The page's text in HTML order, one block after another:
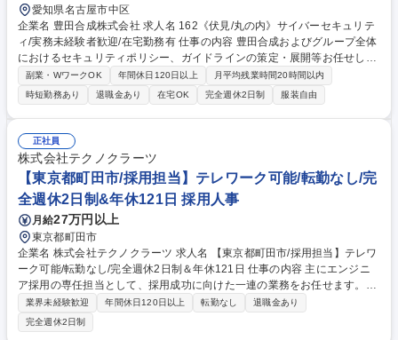
愛知県名古屋市中区
企業名 豊田合成株式会社 求人名 162《伏見/丸の内》サイバーセキュリテ
ィ/実務未経験者歓迎/在宅勤務有 仕事の内容 豊田合成およびグループ全体
におけるセキュリティポリシー、ガイドラインの策定・展開等お任せしま
す。部内は4割ほどが中途入社者であり、中途入社者であることのハンデ
ィキャップはありません。 【具体的な業務内容】■経営層・関係部門との
連携による全社的なセキュリティ施策の推進とグローバル拠点におけるセ
キュリティ対応推進 ■仕入先向けセキュリティガイドラインの整備と整備
支援、啓発活動 ■サイバー攻撃等を想定したBCP（事業継続計画）の構
築、訓練の実施 【使用ツール】自動車産業ガイドライン、EDR、EPP、A
SM、内部情報漏えいシステム、SOCなど 募集職種 162《伏見/丸の内》サ
イバーセキュリティ/実務未経験者歓迎/在宅勤務有
副業・WワークOK 年間休日120日以上
月平均残業時間20時間以内
時短勤務あり
退職金あり 在宅OK 完全週休2日制 服装自由
正社員
株式会社テクノクラーツ
【東京都町田市/採用担当】テレワーク可能/転勤なし/完
全週休2日制&年休121日 採用人事
月給27万円以上
東京都町田市
企業名 株式会社テクノクラーツ 求人名 【東京都町田市/採用担当】テレワ
ーク可能/転勤なし/完全週休2日制＆年休121日 仕事の内容 主にエンジニ
ア採用の専任担当として、採用成功に向けた一連の業務をお任せます。自
分の戦略やアプローチで優秀な人材の採用成功を導くことで、組織の拡大
をダイレクトに実感できるポジションです。 ◇戦略立案：経営層と直接要
件を定義しチャネル別採用戦略を構築 ◇応募者/候補者対応：選考対応、
業界未経験歓迎 年間休日120日以上 転勤なし
退職金あり
完全週休2日制